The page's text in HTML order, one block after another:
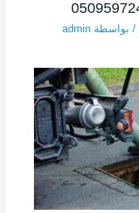
/ بواسطة admin